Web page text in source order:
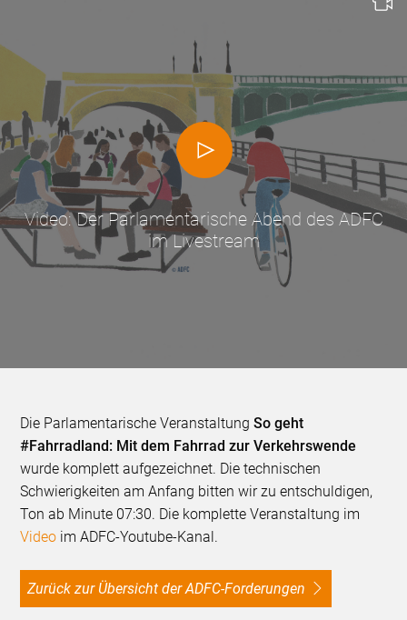
Video: Der Parlamentarische Abend des ADFC
im Livestream
Die Parlamentarische VeranstaltungSo geht
#Fahrradland: Mit dem Fahrrad zur Verkehrswende
wurde komplett aufgezeichnet. Die technischen
Schwierigkeiten am Anfang bitten wir zu entschuldigen,
Ton ab Minute 07:30. Die komplette Veranstaltung im
Video im ADFC-Youtube-Kanal.
Zurück zur Übersicht der ADFC-Forderungen